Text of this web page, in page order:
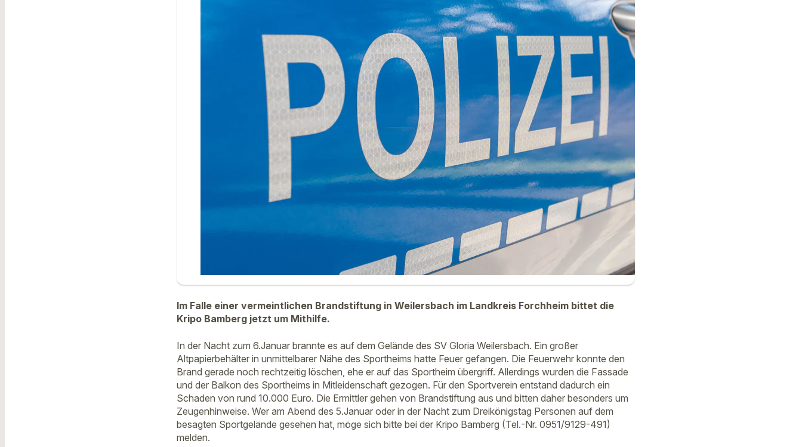
Im Falle einer vermeintlichen Brandstiftung in Weilersbach im Landkreis Forchheim bittet die
Kripo Bamberg jetzt um Mithilfe.
In der Nacht zum 6.Januar brannte es auf dem Gelände des SV Gloria Weilersbach. Ein großer
Altpapierbehälter in unmittelbarer Nähe des Sportheims hatte Feuer gefangen. Die Feuerwehr konnte den
Brand gerade noch rechtzeitig löschen, ehe er auf das Sportheim übergriff. Allerdings wurden die Fassade
und der Balkon des Sportheims in Mitleidenschaft gezogen. Für den Sportverein entstand dadurch ein
Schaden von rund 10.000 Euro. Die Ermittler gehen von Brandstiftung aus und bitten daher besonders um
Zeugenhinweise. Wer am Abend des 5.Januar oder in der Nacht zum Dreikönigstag Personen auf dem
besagten Sportgelände gesehen hat, möge sich bitte bei der Kripo Bamberg (Tel.-Nr. 0951/9129-491)
melden.